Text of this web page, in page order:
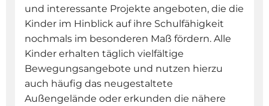
und interessante Projekte angeboten, die die
Kinder im Hinblick auf ihre Schulfähigkeit
nochmals im besonderen Maß fördern. Alle
Kinder erhalten täglich vielfältige
Bewegungsangebote und nutzen hierzu
auch häufig das neugestaltete
Außengelände oder erkunden die nähere